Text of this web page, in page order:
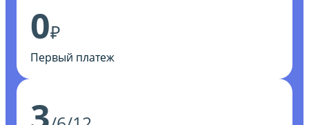
0₽
Первый платеж